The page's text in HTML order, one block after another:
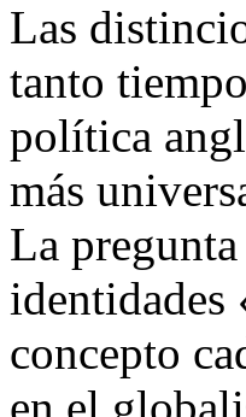
Las
tanto
política
más
La
identidades
concepto